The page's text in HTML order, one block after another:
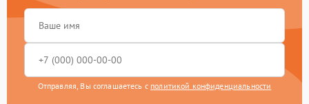
Отправляя, Вы соглашаетесь с политикой конфиденциальности